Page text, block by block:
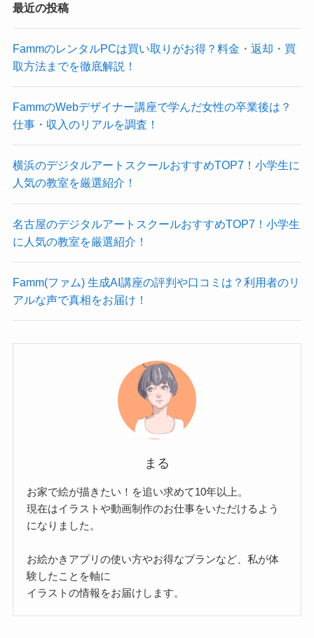
最近の投稿
FammのレンタルPCは買い取りがお得？料金・返却・買
取方法までを徹底解説！
FammのWebデザイナー講座で学んだ女性の卒業後は？
仕事・収入のリアルを調査！
横浜のデジタルアートスクールおすすめTOP7！小学生に
人気の教室を厳選紹介！
名古屋のデジタルアートスクールおすすめTOP7！小学生
に人気の教室を厳選紹介！
Famm(ファム) 生成AI講座の評判や口コミは？利用者のリ
アルな声で真相をお届け！
まる
お家で絵が描きたい！を追い求めて10年以上。
現在はイラストや動画制作のお仕事をいただけるよう
になりました。
お絵かきアプリの使い方やお得なプランなど、私が体
験したことを軸に
イラストの情報をお届けします。